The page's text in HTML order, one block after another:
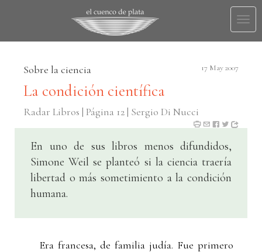
Sobre la ciencia 17 May 2007
La condición científica
Radar Libros | Página 12 | Sergio Di Nucci
En uno de sus libros menos difundidos,
Simone Weil se planteó si la ciencia traería
libertad o más sometimiento a la condición
humana.
Era francesa, de familia judía. Fue primero